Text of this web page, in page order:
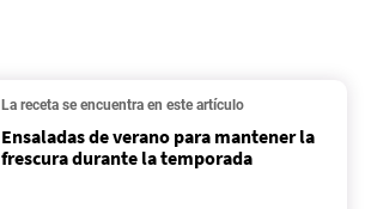
La receta se encuentra en este artículo
Ensaladas de verano para mantener la
frescura durante la temporada